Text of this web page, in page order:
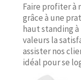
Faire profiter à
grâce à une
haut standing à
valeurs la
assister nos
idéal pour se